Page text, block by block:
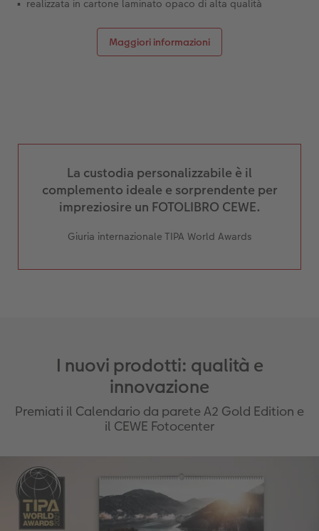
realizzata in cartone laminato opaco di alta qualità
Maggiori informazioni
La custodia personalizzabile è il
complemento ideale e sorprendente per
impreziosire un FOTOLIBRO CEWE.
Giuria internazionale TIPA World Awards
I nuovi prodotti: qualità e
innovazione
Premiati il Calendario da parete A2 Gold Edition e
il CEWE Fotocenter